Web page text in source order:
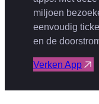
miljoen
eenvoudig
en de
Verken App